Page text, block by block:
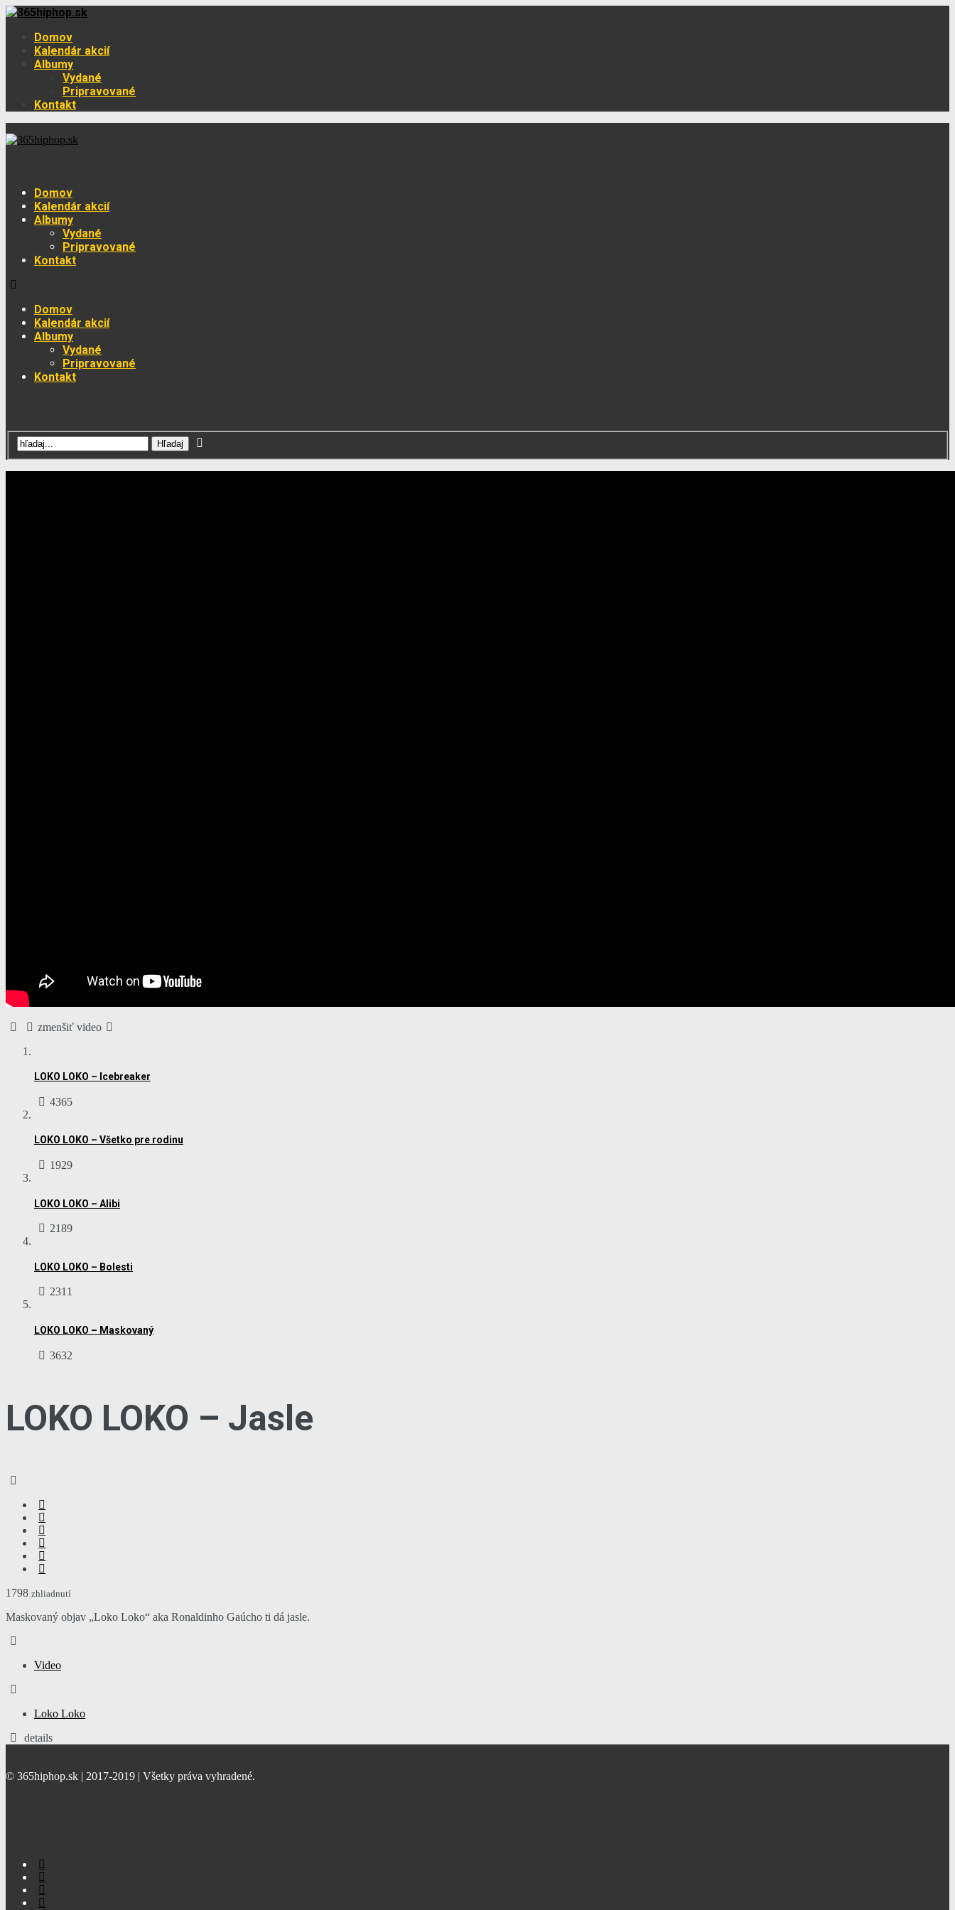
Domov
Kalendár akcií
Albumy
Vydané
Pripravované
Kontakt
Domov
Kalendár akcií
Albumy
Vydané
Pripravované
Kontakt
Domov
Kalendár akcií
Albumy
Vydané
Pripravované
Kontakt
zmenšiť video
LOKO LOKO – Icebreaker
4365
LOKO LOKO – Všetko pre rodinu
1929
LOKO LOKO – Alibi
2189
LOKO LOKO – Bolesti
2311
LOKO LOKO – Maskovaný
3632
LOKO LOKO – Jasle
1798 zhliadnutí
Maskovaný objav „Loko Loko“ aka Ronaldinho Gaúcho ti dá jasle.
Video
Loko Loko
details
© 365hiphop.sk | 2017-2019 | Všetky práva vyhradené.